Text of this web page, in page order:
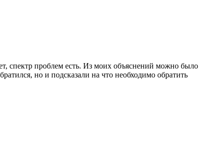
спектр проблем есть. Из моих объяснений можно было
но и подсказали на что необходимо обратить